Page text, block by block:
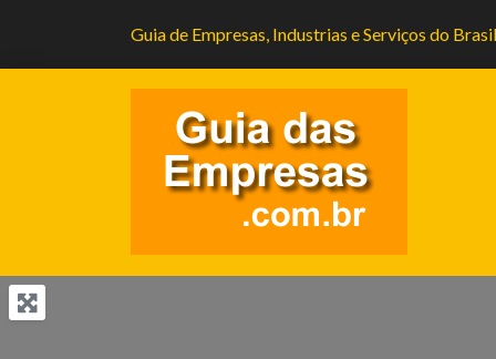
Guia de Empresas, Industrias e Serviços do Brasil